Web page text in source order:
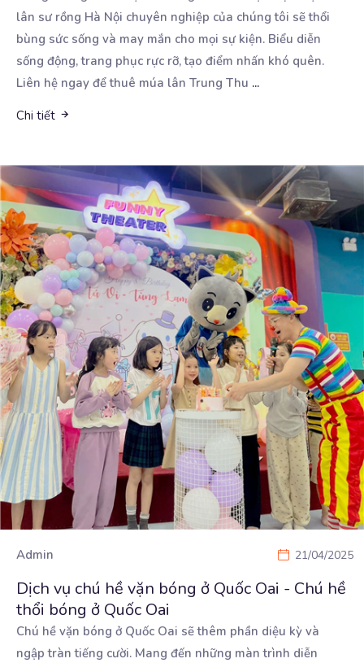
lân sư rồng Hà Nội chuyên nghiệp của chúng tôi sẽ thổi
bùng sức sống và may mắn cho mọi sự kiện. Biểu diễn
sống động, trang phục rực rỡ, tạo điểm nhấn khó quên.
Liên hệ ngay để thuê múa lân Trung Thu ...
Chi tiết
Admin 21/04/2025
Dịch vụ chú hề vặn bóng ở Quốc Oai - Chú hề
thổi bóng ở Quốc Oai
Chú hề vặn bóng ở Quốc Oai sẽ thêm phần diệu kỳ và
ngập tràn tiếng cười. Mang đến những màn trình diễn